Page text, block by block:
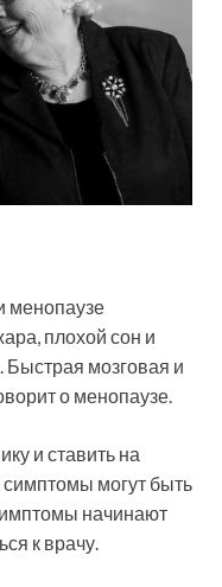
менопаузе
плохой сон и
Быстрая мозговая и
о менопаузе.
и ставить на
могут быть
начинают
к врачу.